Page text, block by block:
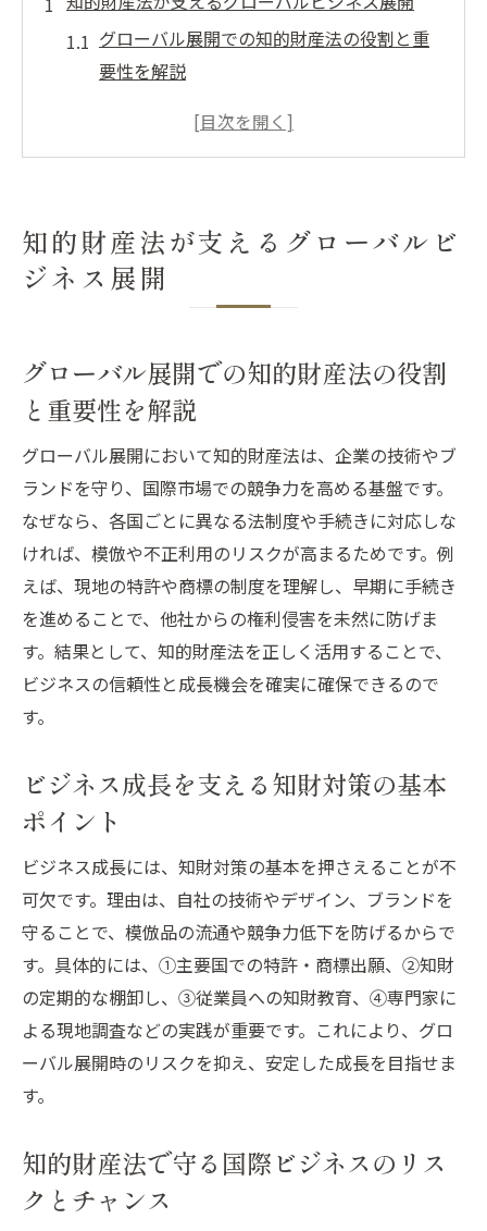
グローバル展開での知的財産法の役割と重
要性を解説
ビジネス成長を支える知財対策の基本ポイ
世界市場で活用できる知財対策の実例紹介
知的財産法とグローバル展開の最新トレン
知的財産法がビジネス戦略に与える影響を
考察
ビジネス成功へ導く実践的知財対策の秘訣
知財対策でグローバルビジネスの成功事例
を分析
実践的な知的財産法の活用法とビジネス応
用術
知財対策がもたらすビジネスの安心と成長
の仕組み
ビジネス現場で役立つ知的財産法の対策方
説
知的財産法で事業拡大を目指すための実務
ポイント
グローバル展開で役立つ知財法の基礎知識
知的財産法の一覧とグローバル展開への活
用例
ビジネスのために知っておきたい知財対策
の基礎
知的財産法の基本書から学ぶグローバル知
類
知的財産法と民法の違いをビジネス視点で
知的財産法が支えるグローバルビ
ジネス展開
グローバル展開での知的財産法の役割
と重要性を解説
グローバル展開において知的財産法は、企業の技術やブ
ランドを守り、国際市場での競争力を高める基盤です。
なぜなら、各国ごとに異なる法制度や手続きに対応しな
ければ、模倣や不正利用のリスクが高まるためです。例
えば、現地の特許や商標の制度を理解し、早期に手続き
を進めることで、他社からの権利侵害を未然に防げま
す。結果として、知的財産法を正しく活用することで、
ビジネスの信頼性と成長機会を確実に確保できるので
す。
ビジネス成長を支える知財対策の基本
ポイント
ビジネス成長には、知財対策の基本を押さえることが不
可欠です。理由は、自社の技術やデザイン、ブランドを
守ることで、模倣品の流通や競争力低下を防げるからで
す。具体的には、①主要国での特許・商標出願、②知財
の定期的な棚卸し、③従業員への知財教育、④専門家に
よる現地調査などの実践が重要です。これにより、グロ
ーバル展開時のリスクを抑え、安定した成長を目指せま
す。
知的財産法で守る国際ビジネスのリス
クとチャンス